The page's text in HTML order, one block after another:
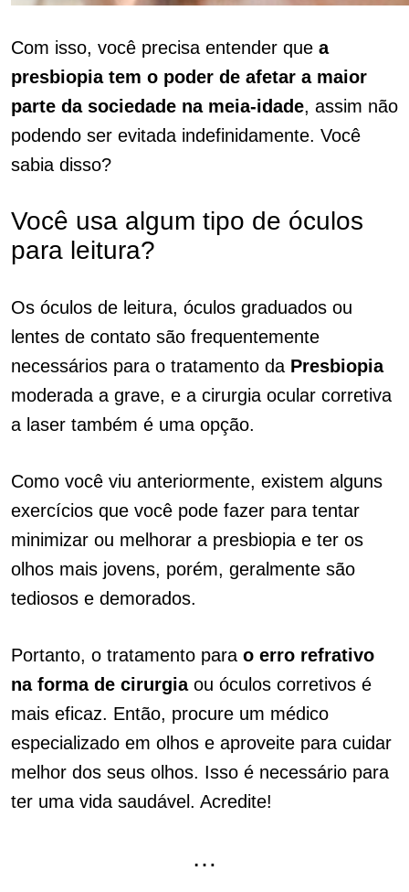
Com isso, você precisa entender que a
presbiopia tem o poder de afetar a maior
parte da sociedade na meia-idade, assim não
podendo ser evitada indefinidamente. Você
sabia disso?
Você usa algum tipo de óculos
para leitura?
Os óculos de leitura, óculos graduados ou
lentes de contato são frequentemente
necessários para o tratamento da Presbiopia
moderada a grave, e a cirurgia ocular corretiva
a laser também é uma opção.
Como você viu anteriormente, existem alguns
exercícios que você pode fazer para tentar
minimizar ou melhorar a presbiopia e ter os
olhos mais jovens, porém, geralmente são
tediosos e demorados.
Portanto, o tratamento para o erro refrativo
na forma de cirurgiaou óculos corretivos é
mais eficaz. Então, procure um médico
especializado em olhos e aproveite para cuidar
melhor dos seus olhos. Isso é necessário para
ter uma vida saudável. Acredite!
…